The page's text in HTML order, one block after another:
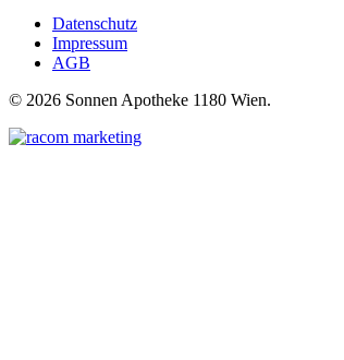
Datenschutz
Impressum
AGB
© 2026 Sonnen Apotheke 1180 Wien.